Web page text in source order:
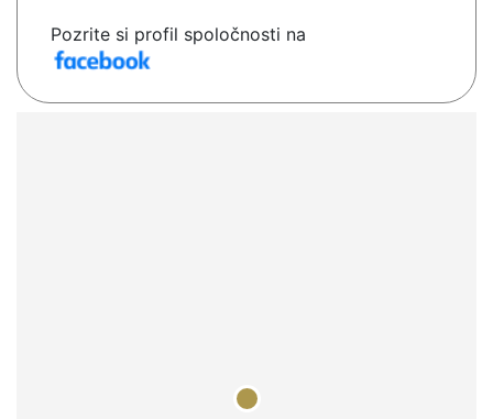
Pozrite si profil spoločnosti na